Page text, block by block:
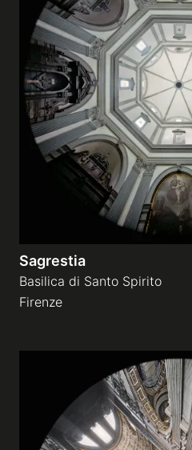
Sagrestia
Basilica di Santo Spirito
Firenze